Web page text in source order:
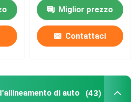
di auto
Miglior prezzo
Contattaci
di auto (43)